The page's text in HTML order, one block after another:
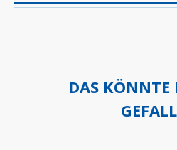
DAS KÖNNTE